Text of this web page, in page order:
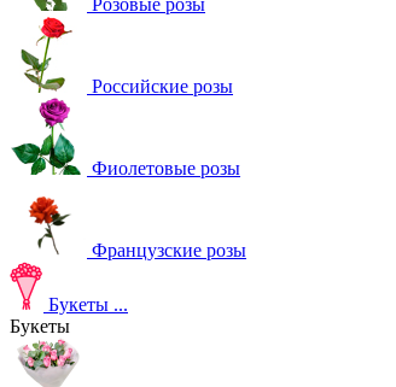
Розовые розы
Российские розы
Фиолетовые розы
Французские розы
Букеты ...
Букеты